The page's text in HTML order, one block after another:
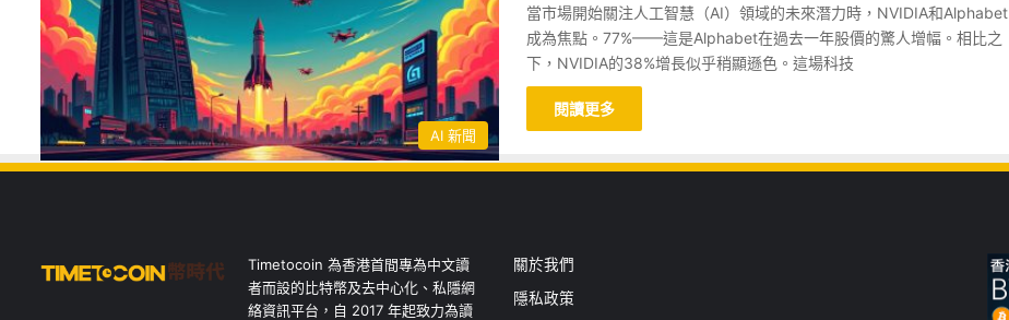
AI 新聞
當市場開始關注人工智慧（AI）領域的未來潛力時，NVIDIA和Alphabet
成為焦點。77%——這是Alphabet在過去一年股價的驚人增幅。相比之
下，NVIDIA的38%增長似乎稍顯遜色。這場科技
閱讀更多
Timetocoin 為香港首間專為中文讀
者而設的比特幣及去中心化、私隱網
絡資訊平台，自 2017 年起致力為讀
關於我們
隱私政策